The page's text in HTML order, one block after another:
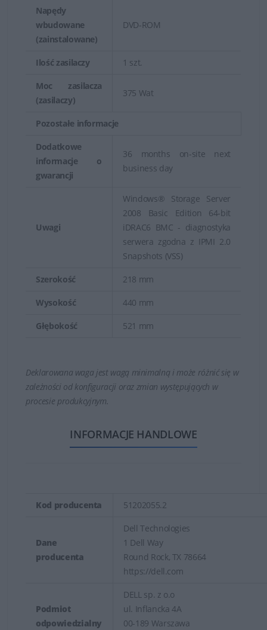
Napędy
wbudowane
(zainstalowane)
DVD-ROM
Ilość zasilaczy 1 szt.
Moc zasilacza
(zasilaczy)
375 Wat
Pozostałe informacje
Dodatkowe
informacje o
gwarancji
36 months on-site next
business day
Uwagi
Windows® Storage Server
2008 Basic Edition 64-bit
iDRAC6 BMC - diagnostyka
serwera zgodna z IPMI 2.0
Snapshots (VSS)
Szerokość 218 mm
Wysokość 440 mm
Głębokość 521 mm
Deklarowana waga jest wagą minimalną i może różnić się w
zależności od konfiguracji oraz zmian występujących w
procesie produkcyjnym.
INFORMACJE HANDLOWE
Kod producenta 51202055.2
Dane
producenta
Dell Technologies
1 Dell Way
Round Rock, TX 78664
https://dell.com
Podmiot
odpowiedzialny
DELL sp. z o.o
ul. Inflancka 4A
00-189 Warszawa